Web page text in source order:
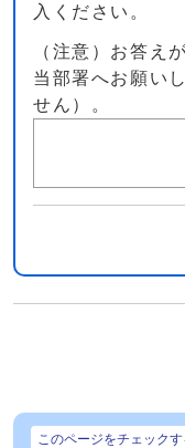
入ください。
（注意）お答え
当部署へお願い
せん）。
このページをチェックす